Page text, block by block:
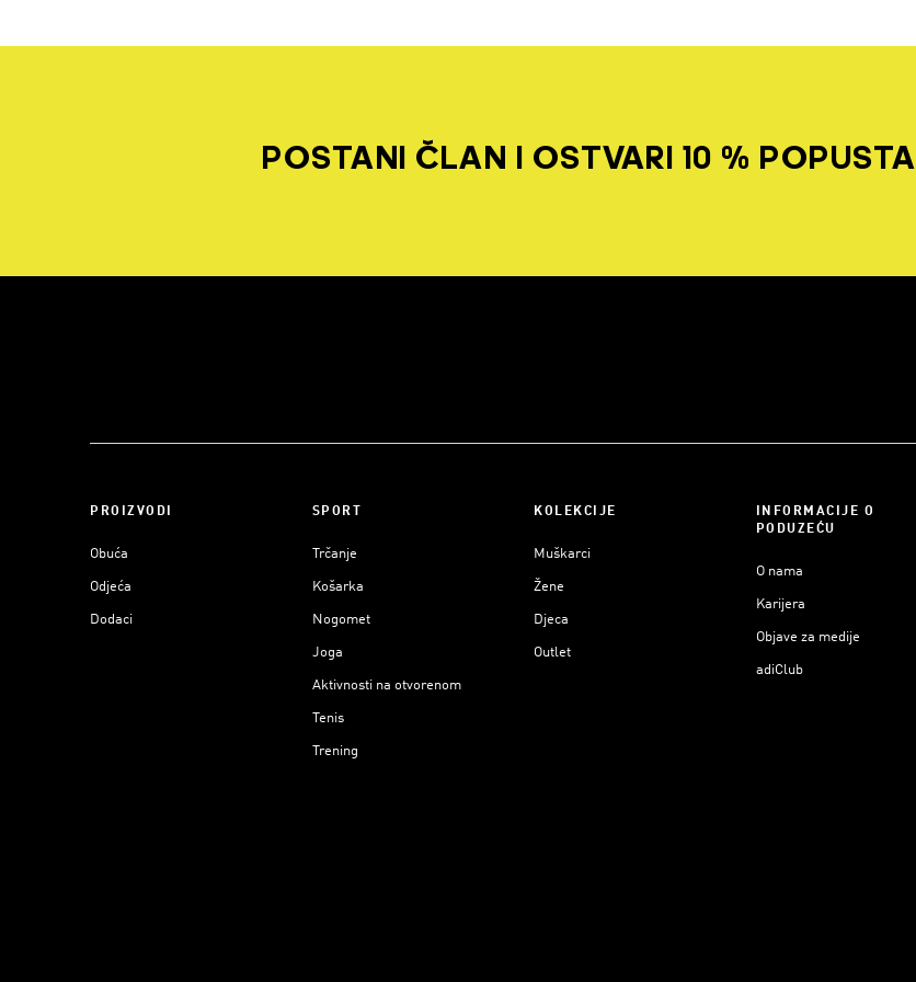
POSTANI ČLAN I OSTVARI 10 % POPUSTA
PROIZVODI
Obuća
Odjeća
Dodaci
SPORT
Trčanje
Košarka
Nogomet
Joga
Aktivnosti na otvorenom
Tenis
Trening
KOLEKCIJE
Muškarci
Žene
Djeca
Outlet
INFORMACIJE O
PODUZEĆU
O nama
Karijera
Objave za medije
adiClub